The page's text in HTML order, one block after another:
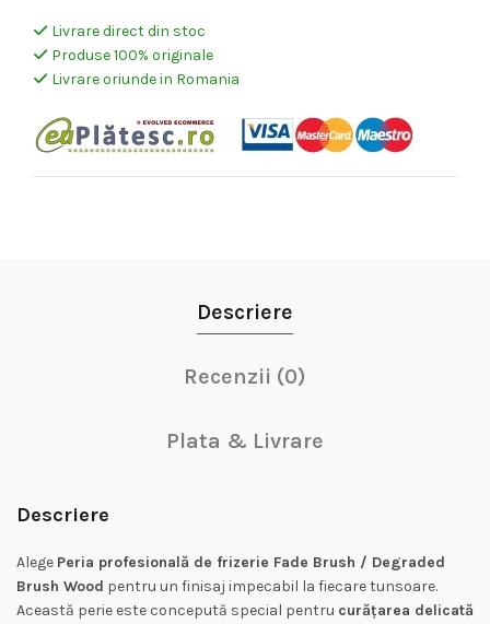
Livrare direct din stoc
Produse 100% originale
Livrare oriunde in Romania
Descriere
Recenzii (0)
Plata & Livrare
Descriere
Alege Peria profesională de frizerie Fade Brush / Degraded
Brush Wood pentru un finisaj impecabil la fiecare tunsoare.
Această perie este concepută special pentru curățarea delicată